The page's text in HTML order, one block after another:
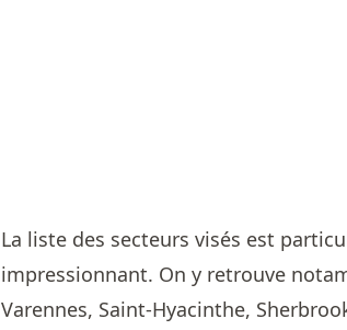
La liste des secteurs visés est
impressionnant. On y retrouve
Varennes, Saint-Hyacinthe,